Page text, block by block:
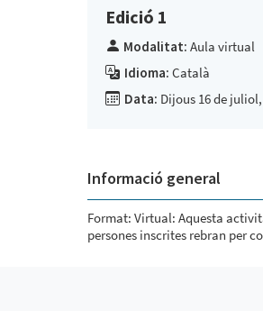
Edició 1
Modalitat: Aula virtual
Idioma: Català
Data: Dijous 16 de
Informació general
Format: Virtual: Aquesta
persones inscrites rebran per